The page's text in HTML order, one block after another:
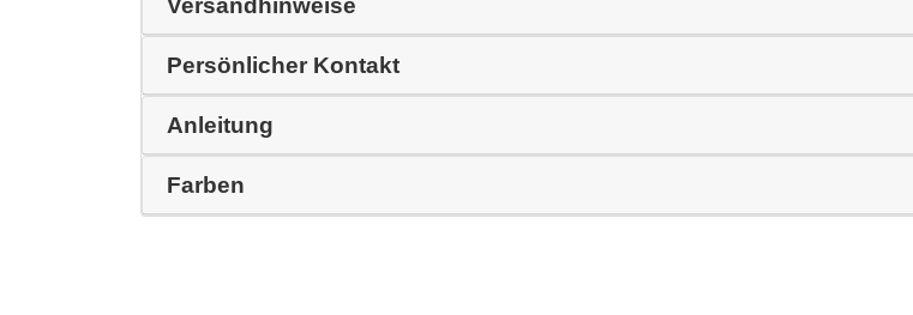
Versandhinweise
Persönlicher Kontakt
Anleitung
Farben